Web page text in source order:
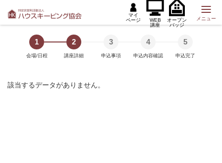
マイ
ページ
WEB
講座
オープン
バッジ
メニュー
1
会場/日程
2
講座詳細
3
申込事項
4
申込内容確認
5
申込完了
該当するデータがありません。